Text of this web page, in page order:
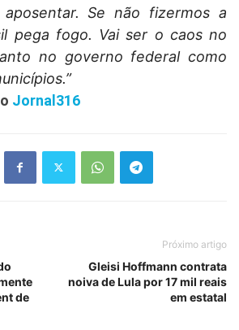
Se não fizermos a
pega fogo. Vai ser o caos no
no governo federal como
Jornal316
de
Próximo artigo
Gleisi Hoffmann contrata
noiva de Lula por 17 mil reais
em estatal